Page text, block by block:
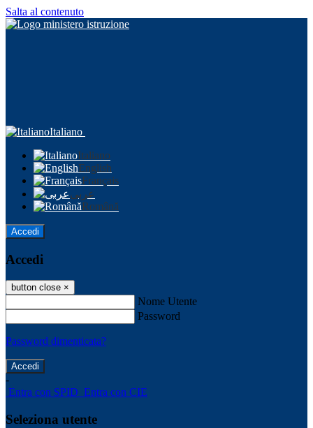
Salta al contenuto
Italiano
Italiano
English
Français
عربى
Română
Accedi
Accedi
button close ×
Nome Utente
Password
Password dimenticata?
-
Entra con SPID Entra con CIE
Seleziona utente